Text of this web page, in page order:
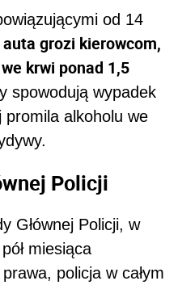
od 14
grozi kierowcom,
krwi ponad 1,5
spowodują wypadek
alkoholu we
Policji
Głównej Policji, w
miesiąca
policja w całym